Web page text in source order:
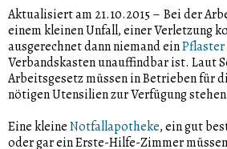
Aktualisiert am 21.10.2015– Bei der
einem kleinen Unfall, einer Verletzung
ausgerechnet dann niemand einPflaster
Verbandskasten unauffindbar ist. Laut
Arbeitsgesetz müssen in Betrieben für
nötigen Utensilien zur Verfügung
Eine kleineNotfallapotheke, ein gut
oder gar ein Erste-Hilfe-Zimmer